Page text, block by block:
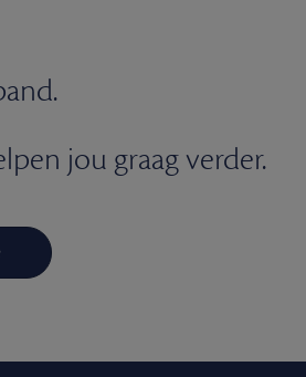
jou graag verder.